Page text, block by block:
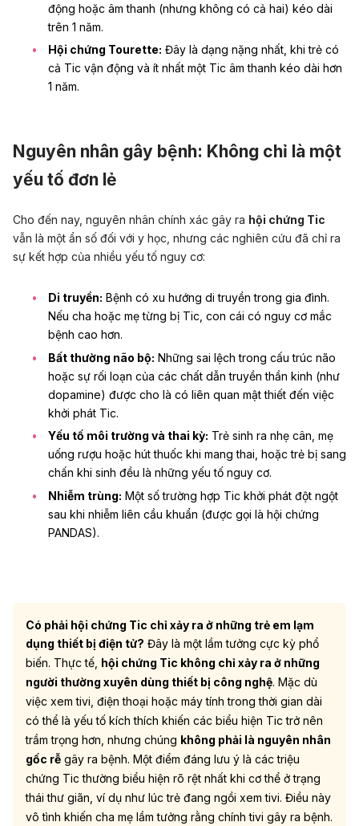
động hoặc âm thanh (nhưng không có cả hai) kéo dài
trên 1 năm.
Hội chứng Tourette: Đây là dạng nặng nhất, khi trẻ có
cả Tic vận động và ít nhất một Tic âm thanh kéo dài hơn
1 năm.
Nguyên nhân gây bệnh: Không chỉ là một
yếu tố đơn lẻ
Cho đến nay, nguyên nhân chính xác gây ra hội chứng Tic
vẫn là một ẩn số đối với y học, nhưng các nghiên cứu đã chỉ ra
sự kết hợp của nhiều yếu tố nguy cơ:
Di truyền: Bệnh có xu hướng di truyền trong gia đình.
Nếu cha hoặc mẹ từng bị Tic, con cái có nguy cơ mắc
bệnh cao hơn.
Bất thường não bộ: Những sai lệch trong cấu trúc não
hoặc sự rối loạn của các chất dẫn truyền thần kinh (như
dopamine) được cho là có liên quan mật thiết đến việc
khởi phát Tic.
Yếu tố môi trường và thai kỳ: Trẻ sinh ra nhẹ cân, mẹ
uống rượu hoặc hút thuốc khi mang thai, hoặc trẻ bị sang
chấn khi sinh đều là những yếu tố nguy cơ.
Nhiễm trùng: Một số trường hợp Tic khởi phát đột ngột
sau khi nhiễm liên cầu khuẩn (được gọi là hội chứng
PANDAS).
Có phải hội chứng Tic chỉ xảy ra ở những trẻ em lạm
dụng thiết bị điện tử? Đây là một lầm tưởng cực kỳ phổ
biến. Thực tế, hội chứng Tic không chỉ xảy ra ở những
người thường xuyên dùng thiết bị công nghệ. Mặc dù
việc xem tivi, điện thoại hoặc máy tính trong thời gian dài
có thể là yếu tố kích thích khiến các biểu hiện Tic trở nên
trầm trọng hơn, nhưng chúng không phải là nguyên nhân
gốc rễ gây ra bệnh. Một điểm đáng lưu ý là các triệu
chứng Tic thường biểu hiện rõ rệt nhất khi cơ thể ở trạng
thái thư giãn, ví dụ như lúc trẻ đang ngồi xem tivi. Điều này
vô tình khiến cha mẹ lầm tưởng rằng chính tivi gây ra bệnh.